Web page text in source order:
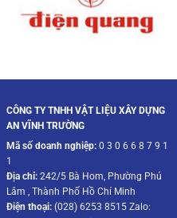
CÔNG TY TNHH VẬT LIỆU XÂY DỰNG
AN VĨNH TRƯỜNG
Mã số doanh nghiệp:0 3 0 6 6 8 7 9 1
1
Địa chỉ:242/5 Bà Hom, Phường Phú
Lâm , Thành Phố Hồ Chí Minh
Điện thoại:(028) 6253 8515 Zalo: